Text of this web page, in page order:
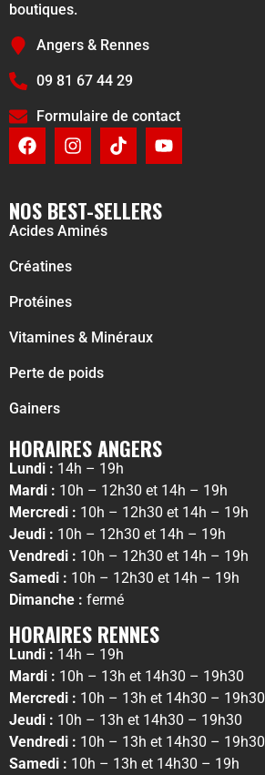
boutiques.
Angers & Rennes
09 81 67 44 29
Formulaire de contact
NOS BEST-SELLERS
Acides Aminés
Créatines
Protéines
Vitamines & Minéraux
Perte de poids
Gainers
HORAIRES ANGERS
Lundi : 14h – 19h
Mardi : 10h – 12h30 et 14h – 19h
Mercredi : 10h – 12h30 et 14h – 19h
Jeudi : 10h – 12h30 et 14h – 19h
Vendredi : 10h – 12h30 et 14h – 19h
Samedi : 10h – 12h30 et 14h – 19h
Dimanche : fermé
HORAIRES RENNES
Lundi : 14h – 19h
Mardi : 10h – 13h et 14h30 – 19h30
Mercredi : 10h – 13h et 14h30 – 19h30
Jeudi : 10h – 13h et 14h30 – 19h30
Vendredi : 10h – 13h et 14h30 – 19h30
Samedi : 10h – 13h et 14h30 – 19h